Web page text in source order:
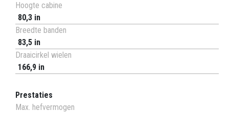
Hoogte cabine
80,3 in
Breedte banden
83,5 in
Draaicirkel wielen
166,9 in
Prestaties
Max. hefvermogen